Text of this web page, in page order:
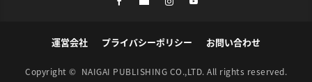
運営会社 プライバシーポリシー お問い合わせ
Copyright © NAIGAI PUBLISHING CO.,LTD. All rights reserved.